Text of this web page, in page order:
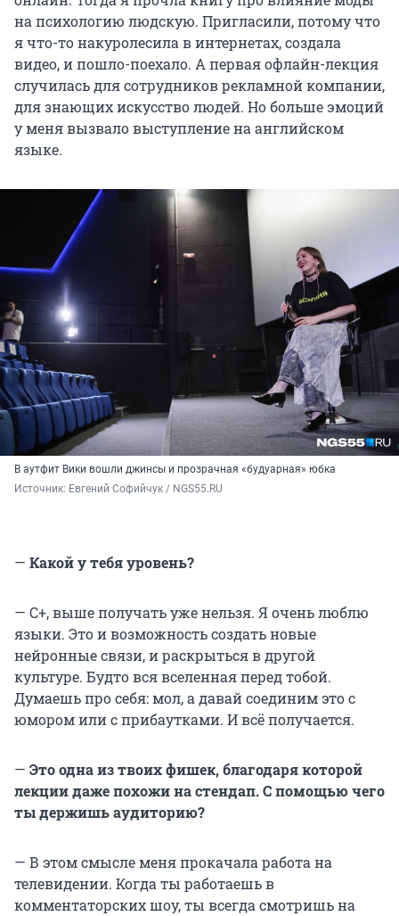
на психологию людскую. Пригласили, потому что
я что-то накуролесила в интернетах, создала
видео, и пошло-поехало. А первая офлайн-лекция
случилась для сотрудников рекламной компании,
для знающих искусство людей. Но больше эмоций
у меня вызвало выступление на английском
языке.
В аутфит Вики вошли джинсы и прозрачная «будуарная» юбка
Источник: Евгений Софийчук / NGS55.RU
— Какой у тебя уровень?
— С+, выше получать уже нельзя. Я очень люблю
языки. Это и возможность создать новые
нейронные связи, и раскрыться в другой
культуре. Будто вся вселенная перед тобой.
Думаешь про себя: мол, а давай соединим это с
юмором или с прибаутками. И всё получается.
— Это одна из твоих фишек, благодаря которой
лекции даже похожи на стендап. С помощью чего
ты держишь аудиторию?
— В этом смысле меня прокачала работа на
телевидении. Когда ты работаешь в
комментаторских шоу, ты всегда смотришь на